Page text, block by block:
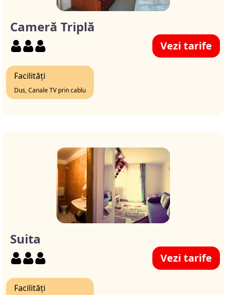
Cameră Triplă
Vezi tarife
Facilități
Dus, Canale TV prin cablu
Suita
Vezi tarife
Facilități